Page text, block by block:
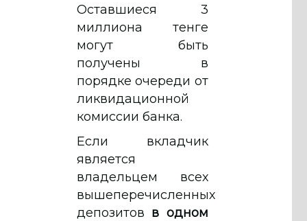
Оставшиеся 3
миллиона тенге
могут быть
получены в
порядке очереди от
ликвидационной
комиссии банка.
Если вкладчик
является
владельцем всех
вышеперечисленных
депозитов в одном